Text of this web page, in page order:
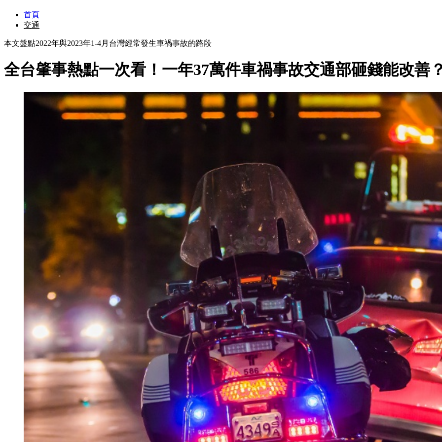
首頁
交通
本文盤點2022年與2023年1-4月台灣經常發生車禍事故的路段
全台肇事熱點一次看！一年37萬件車禍事故交通部砸錢能改善